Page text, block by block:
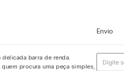
barra de renda.
procura uma peça simples,
Envio